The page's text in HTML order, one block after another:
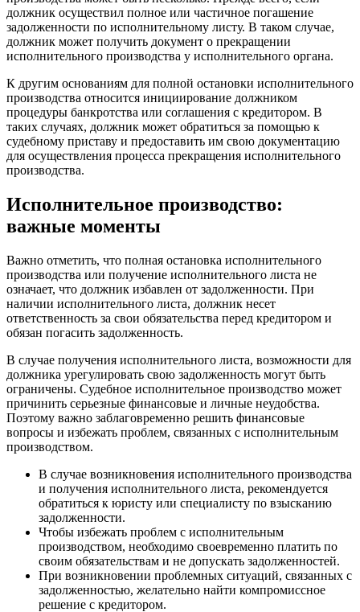
должник осуществил полное или частичное погашение
задолженности по исполнительному листу. В таком случае,
должник может получить документ о прекращении
исполнительного производства у исполнительного органа.
К другим основаниям для полной остановки исполнительного
производства относится инициирование должником
процедуры банкротства или соглашения с кредитором. В
таких случаях, должник может обратиться за помощью к
судебному приставу и предоставить им свою документацию
для осуществления процесса прекращения исполнительного
производства.
Исполнительное производство:
важные моменты
Важно отметить, что полная остановка исполнительного
производства или получение исполнительного листа не
означает, что должник избавлен от задолженности. При
наличии исполнительного листа, должник несет
ответственность за свои обязательства перед кредитором и
обязан погасить задолженность.
В случае получения исполнительного листа, возможности для
должника урегулировать свою задолженность могут быть
ограничены. Судебное исполнительное производство может
причинить серьезные финансовые и личные неудобства.
Поэтому важно заблаговременно решить финансовые
вопросы и избежать проблем, связанных с исполнительным
производством.
В случае возникновения исполнительного производства
и получения исполнительного листа, рекомендуется
обратиться к юристу или специалисту по взысканию
задолженности.
Чтобы избежать проблем с исполнительным
производством, необходимо своевременно платить по
своим обязательствам и не допускать задолженностей.
При возникновении проблемных ситуаций, связанных с
задолженностью, желательно найти компромиссное
решение с кредитором.